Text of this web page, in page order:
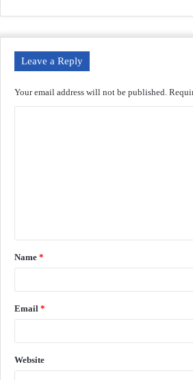
Leave a Reply
Your email address will not be published.
Name *
Email *
Website